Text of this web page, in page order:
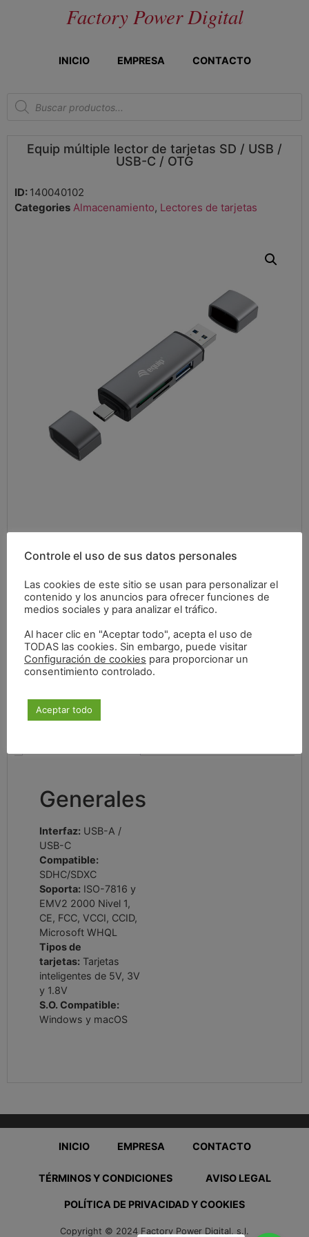
Factory Power Digital
INICIO EMPRESA CONTACTO
Equip múltiple lector de tarjetas SD / USB /
USB-C / OTG
ID: 140040102
Categories Almacenamiento, Lectores de tarjetas
13,90€
Generales
Interfaz: USB-A /
USB-C
Compatible:
SDHC/SDXC
Soporta: ISO-7816 y
EMV2 2000 Nivel 1,
CE, FCC, VCCI, CCID,
Microsoft WHQL
Tipos de
tarjetas: Tarjetas
inteligentes de 5V, 3V
y 1.8V
S.O. Compatible:
Windows y macOS
INICIO EMPRESA CONTACTO
TÉRMINOS Y CONDICIONES AVISO LEGAL
POLÍTICA DE PRIVACIDAD Y COOKIES
Copyright © 2024 Factory Power Digital, s.l.
Controle el uso de sus datos personales
Las cookies de este sitio se usan para personalizar el
contenido y los anuncios para ofrecer funciones de
medios sociales y para analizar el tráfico.
Al hacer clic en "Aceptar todo", acepta el uso de
TODAS las cookies. Sin embargo, puede visitar
Configuración de cookies para proporcionar un
consentimiento controlado.
Aceptar todo